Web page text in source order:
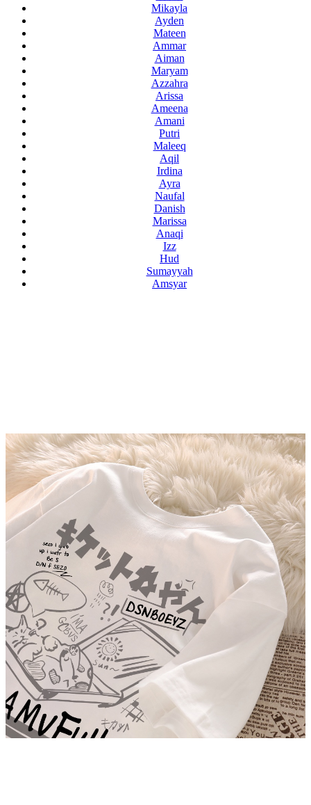
Mikayla
Ayden
Mateen
Ammar
Aiman
Maryam
Azzahra
Arissa
Ameena
Amani
Putri
Maleeq
Aqil
Irdina
Ayra
Naufal
Danish
Marissa
Anaqi
Izz
Hud
Sumayyah
Amsyar